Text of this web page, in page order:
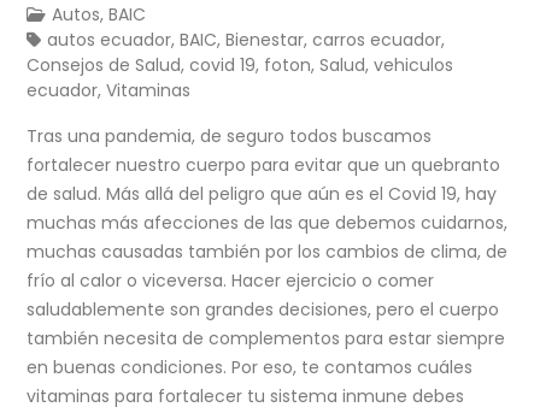
Autos,BAIC
autos ecuador,BAIC,Bienestar,carros ecuador,
Consejos de Salud,covid 19, foton,Salud,vehiculos
ecuador,Vitaminas
Tras una pandemia, de seguro todos buscamos
fortalecer nuestro cuerpo para evitar que un quebranto
de salud. Más allá del peligro que aún es el Covid 19, hay
muchas más afecciones de las que debemos cuidarnos,
muchas causadas también por los cambios de clima, de
frío al calor o viceversa. Hacer ejercicio o comer
saludablemente son grandes decisiones, pero el cuerpo
también necesita de complementos para estar siempre
en buenas condiciones. Por eso, te contamos cuáles
vitaminas para fortalecer tu sistema inmune debes